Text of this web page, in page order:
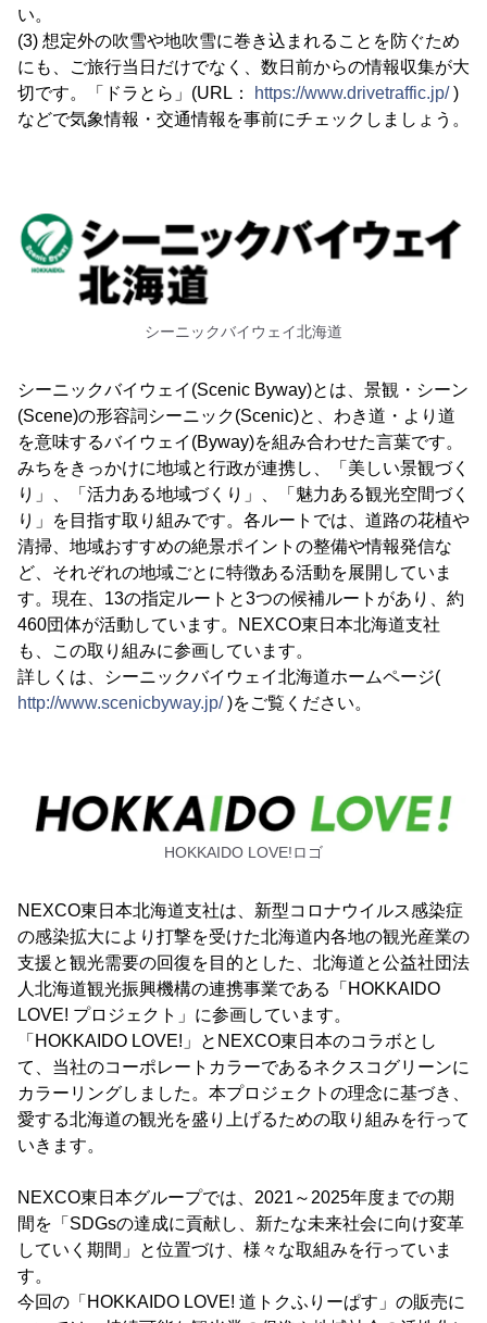
い。
(3) 想定外の吹雪や地吹雪に巻き込まれることを防ぐため
にも、ご旅行当日だけでなく、数日前からの情報収集が大
切です。「ドラとら」(URL：
https://www.drivetraffic.jp/)
などで気象情報・交通情報を事前にチェックしましょう。
シーニックバイウェイ北海道
シーニックバイウェイ(Scenic Byway)とは、景観・シーン
(Scene)の形容詞シーニック(Scenic)と、わき道・より道
を意味するバイウェイ(Byway)を組み合わせた言葉です。
みちをきっかけに地域と行政が連携し、「美しい景観づく
り」、「活力ある地域づくり」、「魅力ある観光空間づく
り」を目指す取り組みです。各ルートでは、道路の花植や
清掃、地域おすすめの絶景ポイントの整備や情報発信な
ど、それぞれの地域ごとに特徴ある活動を展開していま
す。現在、13の指定ルートと3つの候補ルートがあり、約
460団体が活動しています。NEXCO東日本北海道支社
も、この取り組みに参画しています。
詳しくは、シーニックバイウェイ北海道ホームページ(
http://www.scenicbyway.jp/)をご覧ください。
HOKKAIDO LOVE!ロゴ
NEXCO東日本北海道支社は、新型コロナウイルス感染症
の感染拡大により打撃を受けた北海道内各地の観光産業の
支援と観光需要の回復を目的とした、北海道と公益社団法
人北海道観光振興機構の連携事業である「HOKKAIDO
LOVE! プロジェクト」に参画しています。
「HOKKAIDO LOVE!」とNEXCO東日本のコラボとし
て、当社のコーポレートカラーであるネクスコグリーンに
カラーリングしました。本プロジェクトの理念に基づき、
愛する北海道の観光を盛り上げるための取り組みを行って
いきます。
NEXCO東日本グループでは、2021～2025年度までの期
間を「SDGsの達成に貢献し、新たな未来社会に向け変革
していく期間」と位置づけ、様々な取組みを行っていま
す。
今回の「HOKKAIDO LOVE! 道トクふりーぱす」の販売に